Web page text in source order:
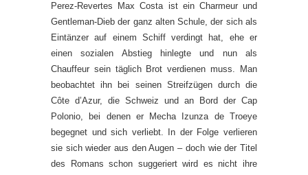
Perez-Revertes Max Costa ist ein Charmeur und
Gentleman-Dieb der ganz alten Schule, der sich als
Eintänzer auf einem Schiff verdingt hat, ehe er
einen sozialen Abstieg hinlegte und nun als
Chauffeur sein täglich Brot verdienen muss. Man
beobachtet ihn bei seinen Streifzügen durch die
Côte d’Azur, die Schweiz und an Bord der Cap
Polonio, bei denen er Mecha Izunza de Troeye
begegnet und sich verliebt. In der Folge verlieren
sie sich wieder aus den Augen – doch wie der Titel
des Romans schon suggeriert wird es nicht ihre